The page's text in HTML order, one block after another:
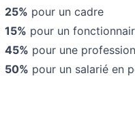
25% pour un cadre
15% pour un
45% pour une
50% pour un salarié en